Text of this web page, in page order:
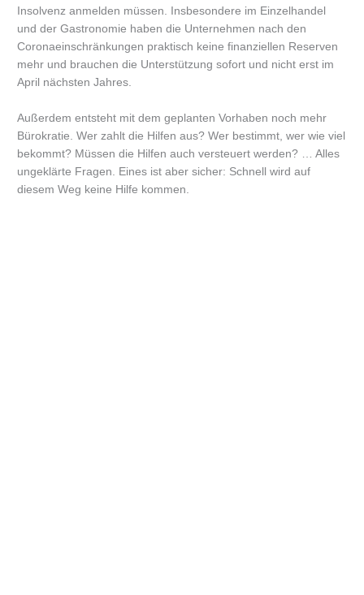
Insolvenz anmelden müssen. Insbesondere im Einzelhandel
und der Gastronomie haben die Unternehmen nach den
Coronaeinschränkungen praktisch keine finanziellen Reserven
mehr und brauchen die Unterstützung sofort und nicht erst im
April nächsten Jahres.
Außerdem entsteht mit dem geplanten Vorhaben noch mehr
Bürokratie. Wer zahlt die Hilfen aus? Wer bestimmt, wer wie viel
bekommt? Müssen die Hilfen auch versteuert werden? … Alles
ungeklärte Fragen. Eines ist aber sicher: Schnell wird auf
diesem Weg keine Hilfe kommen.